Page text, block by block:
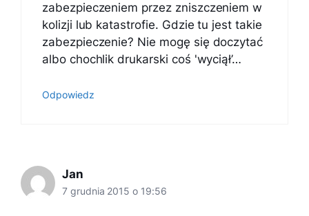
zabezpieczeniem przez zniszczeniem w
kolizji lub katastrofie. Gdzie tu jest takie
zabezpieczenie? Nie mogę się doczytać
albo chochlik drukarski coś 'wyciął’…
Odpowiedz
Jan
7 grudnia 2015 o 19:56